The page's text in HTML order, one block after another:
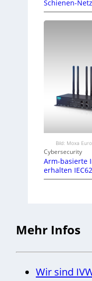
Schienen-
Bild: Moxa
Cybersecurity
Arm-basierte
erhalten
Mehr Infos
Wir sind